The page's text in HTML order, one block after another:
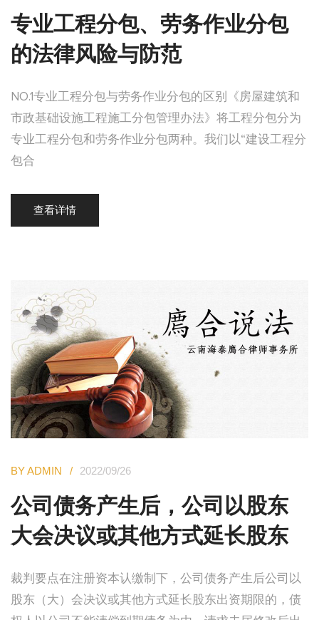
专业工程分包、劳务作业分包
的法律风险与防范
NO.1专业工程分包与劳务作业分包的区别《房屋建筑和
市政基础设施工程施工分包管理办法》将工程分包分为
专业工程分包和劳务作业分包两种。我们以“建设工程分
包合
查看详情
BY ADMIN 2022/09/26
公司债务产生后，公司以股东
大会决议或其他方式延长股东
裁判要点在注册资本认缴制下，公司债务产生后公司以
股东（大）会决议或其他方式延长股东出资期限的，债